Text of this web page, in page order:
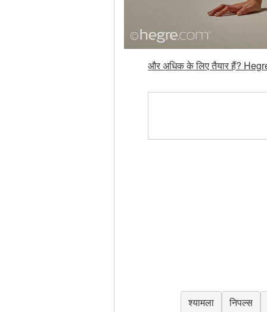
और अधिक के लिए तैयार हैं?
श्यामला निपल्स